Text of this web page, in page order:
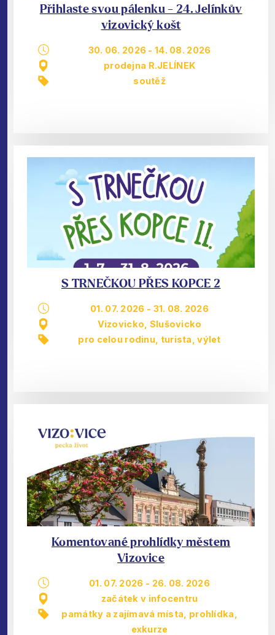
Přihlaste svou pálenku - 24. Jelínkův
vizovický košt
30. 06. 2026 -14. 08. 2026
prodejna R.JELÍNEK
soutěž
S TRNEČKOU PŘES KOPCE 2
01. 07. 2026 - 31. 08. 2026
Vizovicko, Slušovicko
pro celou rodinu turista ,výlet
Komentované prohlídky městem
Vizovice
01. 07. 2026 - 26. 08. 2026
začátek v infocentru
památky a zajímavá místa
prohlídka,
exkurze